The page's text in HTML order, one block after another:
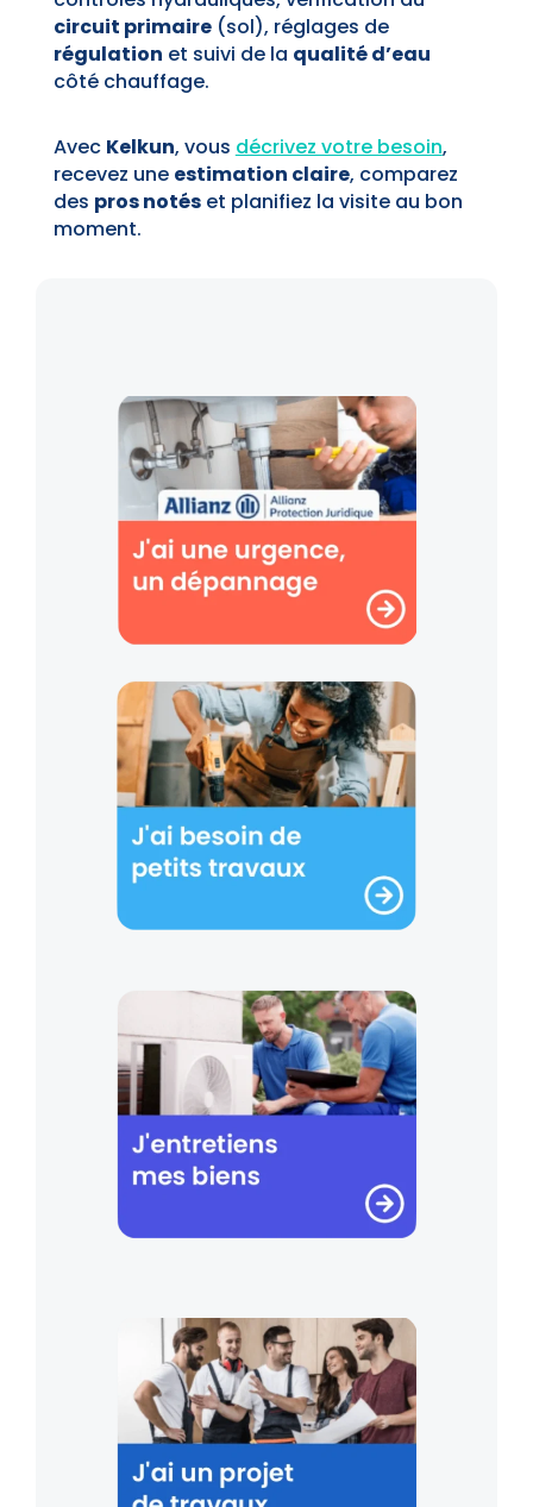
circuit primaire(sol), réglages de
régulation et suivi de la qualité d’eau
côté chauffage.
Avec Kelkun, vous décrivez votre besoin,
recevez une estimation claire, comparez
des pros notéset planifiez la visite au bon
moment.